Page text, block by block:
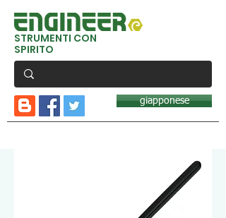
STRUMENTI CON
SPIRITO
giapponese